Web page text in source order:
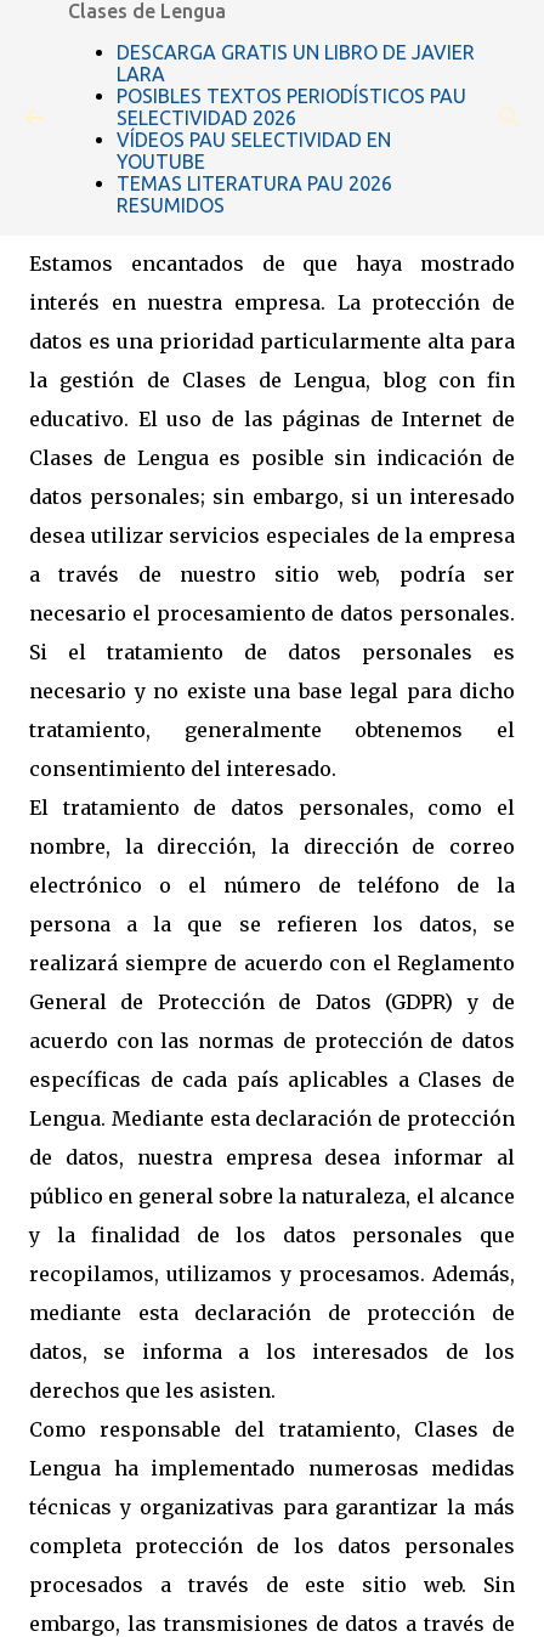
Clases de Lengua
DESCARGA GRATIS UN LIBRO DE JAVIER
LARA
POSIBLES TEXTOS PERIODÍSTICOS PAU
SELECTIVIDAD 2026
VÍDEOS PAU SELECTIVIDAD EN
YOUTUBE
TEMAS LITERATURA PAU 2026
RESUMIDOS
Política de privacidad
Estamos encantados de que haya mostrado
interés en nuestra empresa. La protección de
datos es una prioridad particularmente alta para
la gestión de Clases de Lengua, blog con fin
educativo. El uso de las páginas de Internet de
Clases de Lengua es posible sin indicación de
datos personales; sin embargo, si un interesado
desea utilizar servicios especiales de la empresa
a través de nuestro sitio web, podría ser
necesario el procesamiento de datos personales.
Si el tratamiento de datos personales es
necesario y no existe una base legal para dicho
tratamiento, generalmente obtenemos el
consentimiento del interesado.
El tratamiento de datos personales, como el
nombre, la dirección, la dirección de correo
electrónico o el número de teléfono de la
persona a la que se refieren los datos, se
realizará siempre de acuerdo con el Reglamento
General de Protección de Datos (GDPR) y de
acuerdo con las normas de protección de datos
específicas de cada país aplicables a Clases de
Lengua. Mediante esta declaración de protección
de datos, nuestra empresa desea informar al
público en general sobre la naturaleza, el alcance
y la finalidad de los datos personales que
recopilamos, utilizamos y procesamos. Además,
mediante esta declaración de protección de
datos, se informa a los interesados de los
derechos que les asisten.
Como responsable del tratamiento, Clases de
Lengua ha implementado numerosas medidas
técnicas y organizativas para garantizar la más
completa protección de los datos personales
procesados a través de este sitio web. Sin
embargo, las transmisiones de datos a través de